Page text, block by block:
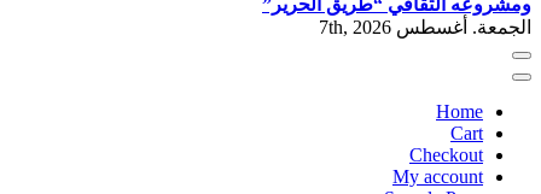
ومشروعه الثقافي “طريق الحرير”
الجمعة. أغسطس 7th, 2026
Home
Cart
Checkout
My account